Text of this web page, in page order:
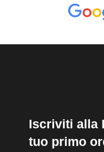
Iscriviti alla
tuo primo